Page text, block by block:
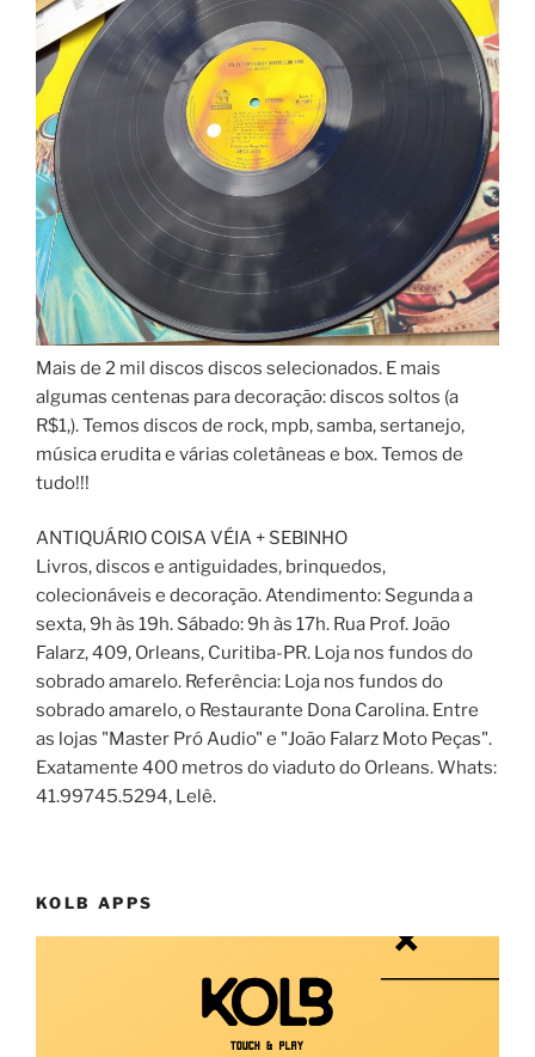
Mais de 2 mil discos discos selecionados. E mais
algumas centenas para decoração: discos soltos (a
R$1,). Temos discos de rock, mpb, samba, sertanejo,
música erudita e várias coletâneas e box. Temos de
tudo!!!
ANTIQUÁRIO COISA VÉIA + SEBINHO
Livros, discos e antiguidades, brinquedos,
colecionáveis e decoração. Atendimento: Segunda a
sexta, 9h às 19h. Sábado: 9h às 17h. Rua Prof. João
Falarz, 409, Orleans, Curitiba-PR. Loja nos fundos do
sobrado amarelo. Referência: Loja nos fundos do
sobrado amarelo, o Restaurante Dona Carolina. Entre
as lojas "Master Pró Audio" e "João Falarz Moto Peças".
Exatamente 400 metros do viaduto do Orleans. Whats:
41.99745.5294, Lelê.
KOLB APPS